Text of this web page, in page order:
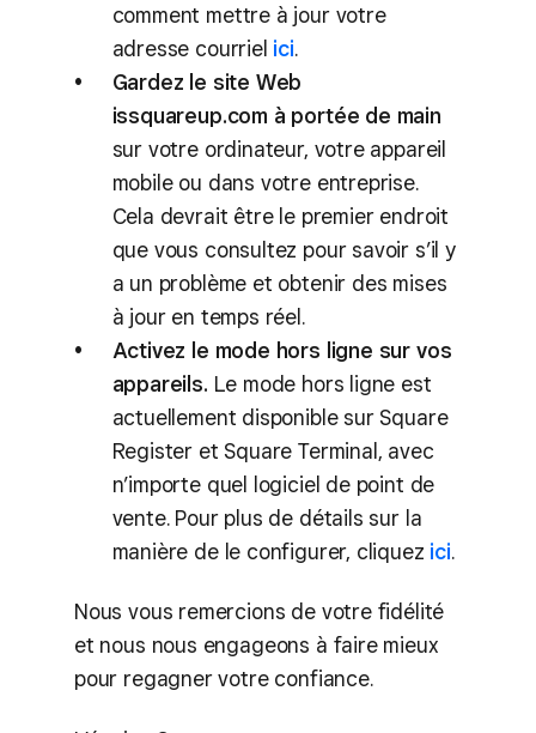
comment mettre à jour votre
adresse courriel ici.
Gardez le site Web
issquareup.com à portée de main
sur votre ordinateur, votre appareil
mobile ou dans votre entreprise.
Cela devrait être le premier endroit
que vous consultez pour savoir s’il y
a un problème et obtenir des mises
à jour en temps réel.
Activez le mode hors ligne sur vos
appareils. Le mode hors ligne est
actuellement disponible sur Square
Register et Square Terminal, avec
n’importe quel logiciel de point de
vente. Pour plus de détails sur la
manière de le configurer, cliquez ici.
Nous vous remercions de votre fidélité
et nous nous engageons à faire mieux
pour regagner votre confiance.